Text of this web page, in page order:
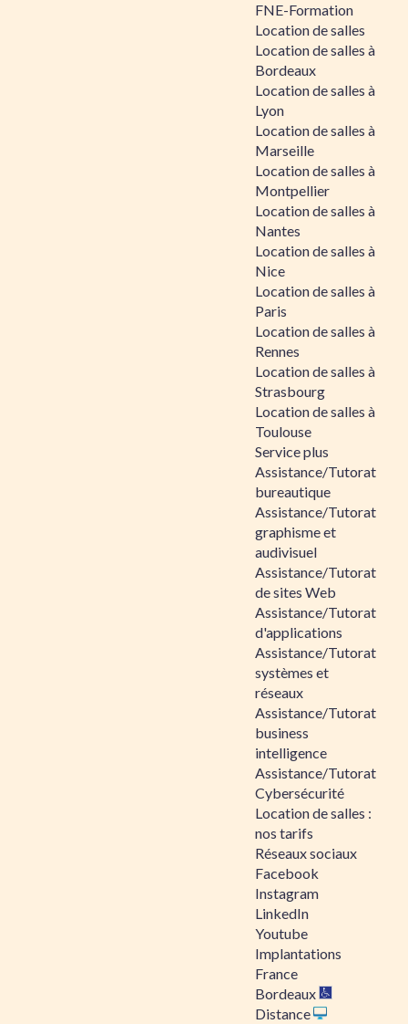
FNE-Formation
Location de salles
Location de salles à
Bordeaux
Location de salles à
Lyon
Location de salles à
Marseille
Location de salles à
Montpellier
Location de salles à
Nantes
Location de salles à
Nice
Location de salles à
Paris
Location de salles à
Rennes
Location de salles à
Strasbourg
Location de salles à
Toulouse
Service plus
Assistance/Tutorat
bureautique
Assistance/Tutorat
graphisme et
audivisuel
Assistance/Tutorat
de sites Web
Assistance/Tutorat
d'applications
Assistance/Tutorat
systèmes et
réseaux
Assistance/Tutorat
business
intelligence
Assistance/Tutorat
Cybersécurité
Location de salles :
nos tarifs
Réseaux sociaux
Facebook
Instagram
LinkedIn
Youtube
Implantations
France
Bordeaux
Distance